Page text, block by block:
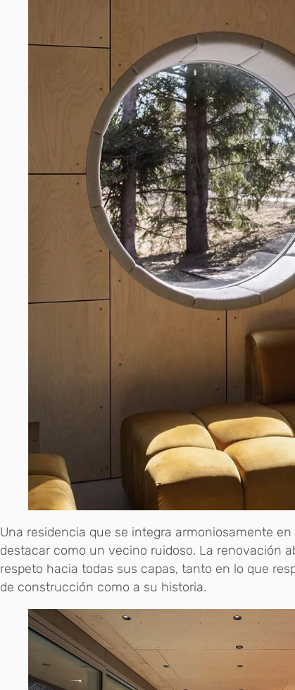
Una residencia que se integra armoniosamente
destacar como un vecino ruidoso. La renovación
respeto hacia todas sus capas, tanto en lo que
de construcción como a su historia.